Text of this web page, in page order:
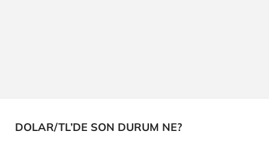
DOLAR/TL’DE SON DURUM NE?